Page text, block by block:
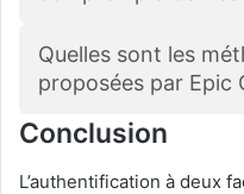
Quelles sont les
proposées par Epic
Conclusion
L’authentification à deux